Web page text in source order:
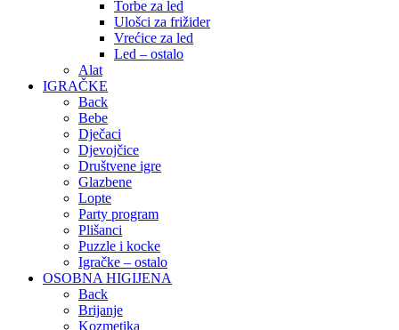
Torbe za led
Ulošci za frižider
Vrećice za led
Led – ostalo
Alat
IGRAČKE
Back
Bebe
Dječaci
Djevojčice
Društvene igre
Glazbene
Lopte
Party program
Plišanci
Puzzle i kocke
Igračke – ostalo
OSOBNA HIGIJENA
Back
Brijanje
Kozmetika